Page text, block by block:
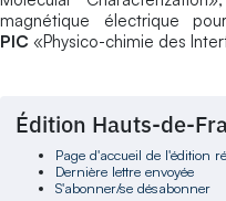
magnétique électrique
PIC «Physico-chimie des
Édition Hauts-de-
Page d'accueil de l'édition
Dernière lettre envoyée
S'abonner/se désabonner